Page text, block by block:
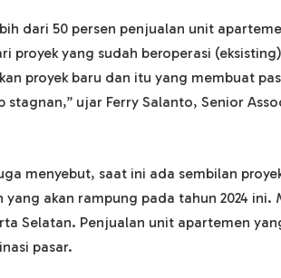
dari 50 persen penjualan unit
proyek yang sudah beroperasi
proyek baru dan itu yang membuat
stagnan,” ujar Ferry Salanto, Senior
menyebut, saat ini ada sembilan
yang akan rampung pada tahun 2024
Selatan. Penjualan unit apartemen
pasar.